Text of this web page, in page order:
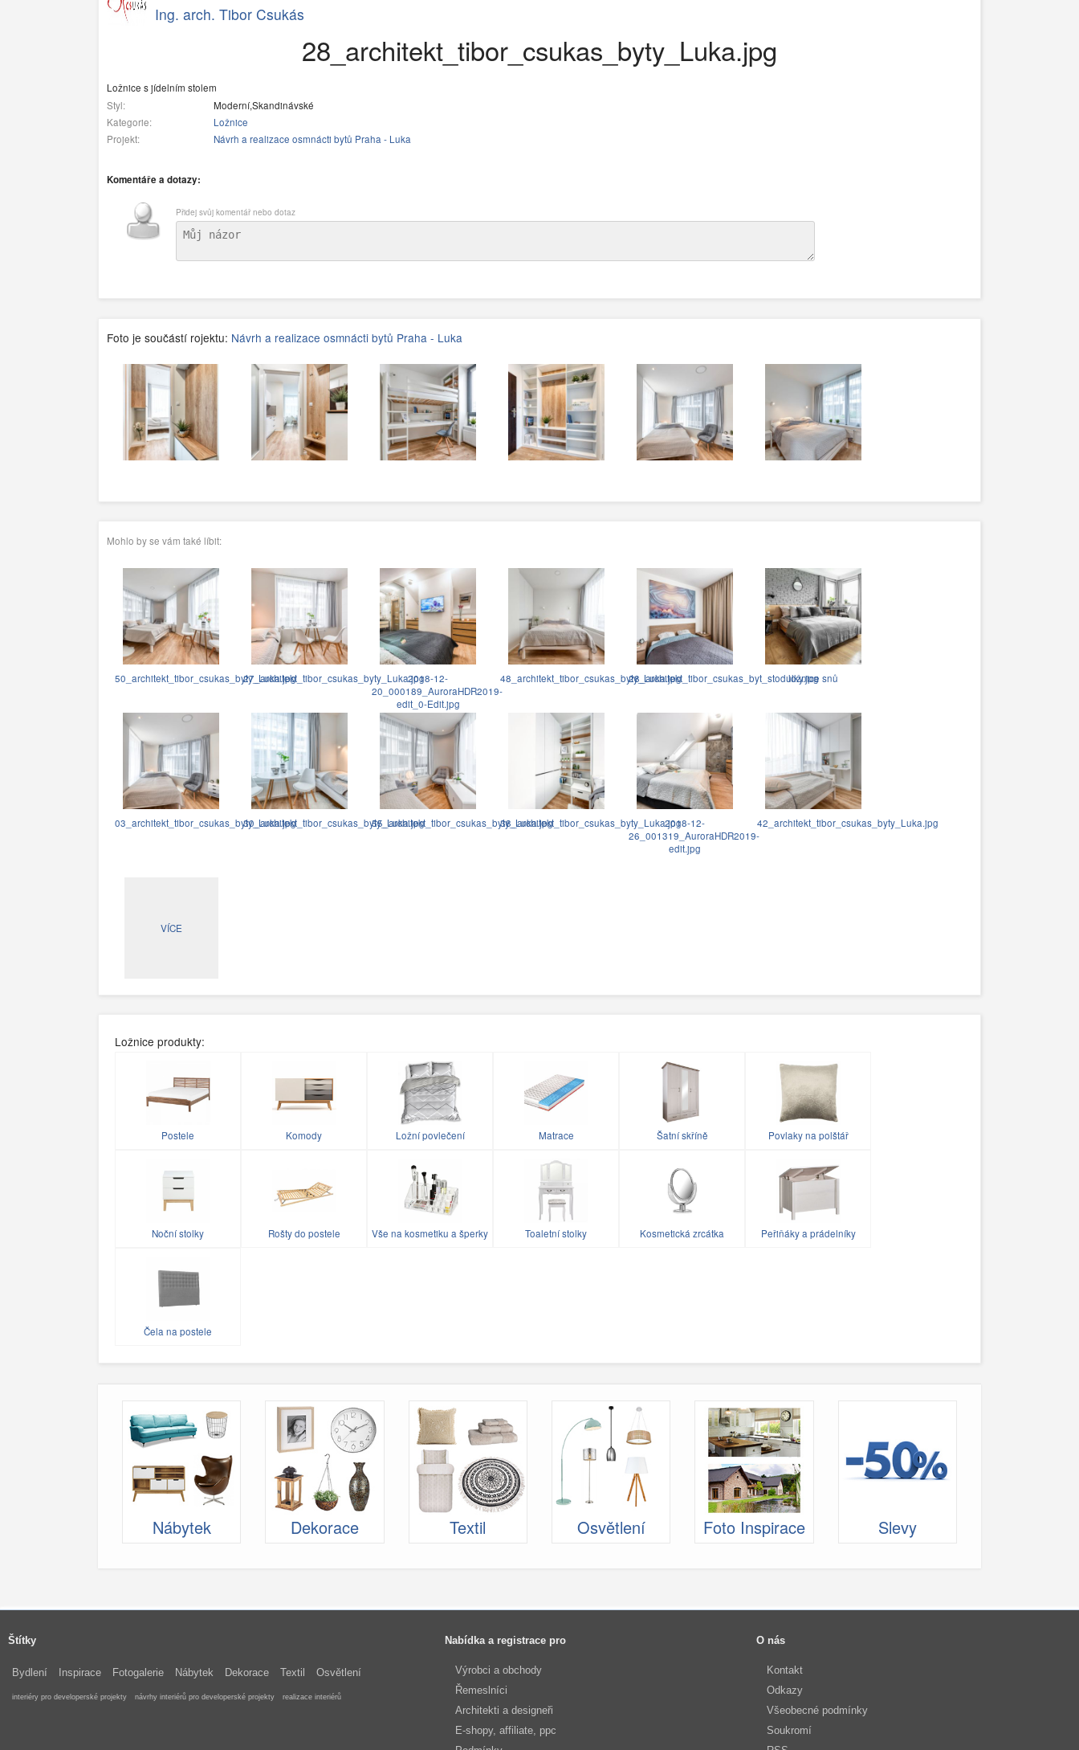
Ing. arch. Tibor Csukás
28_architekt_tibor_csukas_byty_Luka.jpg
Ložnice s jídelním stolem
Styl:
Moderní,Skandinávské
Kategorie:
Ložnice
Projekt:
Návrh a realizace osmnácti bytů Praha - Luka
Komentáře a dotazy:
Přidej svůj komentář nebo dotaz
Foto je součástí rojektu: Návrh a realizace osmnácti bytů Praha - Luka
Mohlo by se vám také líbit:
50_architekt_tibor_csukas_byty_Luka.jpg27_architekt_tibor_csukas_byty_Luka.jpg2018-12-
20_000189_AuroraHDR2019-
edit_0-Edit.jpg
48_architekt_tibor_csukas_byty_Luka.jpg28_architekt_tibor_csukas_byt_stodulky.jpg
ložnice snů
03_architekt_tibor_csukas_byty_Luka.jpg30_architekt_tibor_csukas_byty_Luka.jpg55_architekt_tibor_csukas_byty_Luka.jpg38_architekt_tibor_csukas_byty_Luka.jpg2018-12-
26_001319_AuroraHDR2019-
edit.jpg
42_architekt_tibor_csukas_byty_Luka.jpg
VÍCE
Ložnice produkty:
Postele Komody Ložní povlečení Matrace Šatní skříně Povlaky na polštář
Noční stolky Rošty do postele Vše na kosmetiku a šperky Toaletní stolky Kosmetická zrcátka Peřiňáky a prádelníky
Čela na postele
Nábytek Dekorace Textil Osvětlení Foto Inspirace Slevy
Štítky
Bydlení Inspirace Fotogalerie Nábytek Dekorace Textil Osvětlení
interiéry pro developerské projekty návrhy interiérů pro developerské projekty realizace interiérů
Nabídka a registrace pro
Výrobci a obchody
Řemeslníci
Architekti a designeři
E-shopy, affiliate, ppc
O nás
Kontakt
Odkazy
Všeobecné podmínky
Soukromí